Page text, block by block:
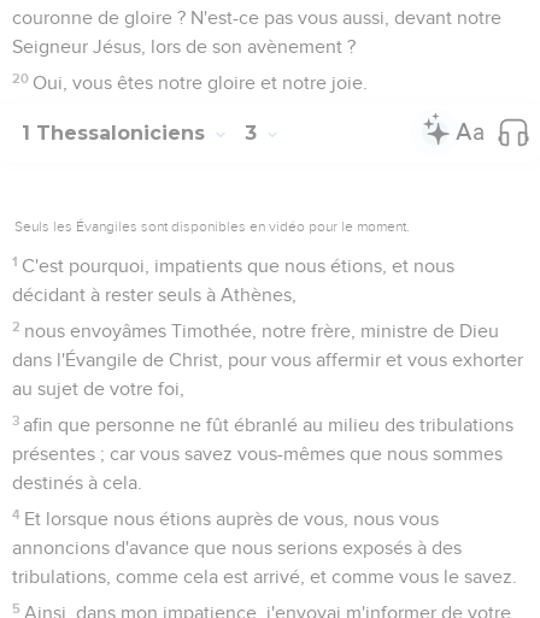
qu'on vous en écrive ; car vous avez vous-mêmes appris de
Dieu à vous aimer les uns les autres,
10 et c'est aussi ce que vous faites envers tous les frères dans
abonder toujours plus dans cet amour,
comme nous vous l'avons recommandé,
12 en sorte que vous vous conduisiez honnêtement envers
ceux du dehors, et que vous n'ayez besoin de personne.
La venue du Seigneur
13 Nous ne voulons pas, frères, que vous soyez dans
l'ignorance au sujet de ceux qui dorment, afin que vous ne
vous affligiez pas comme les autres qui n'ont point
d'espérance.
14 Car, si nous croyons que Jésus est mort et qu'il est
ressuscité, croyons aussi que Dieu ramènera par Jésus et
avec lui ceux qui sont morts.
15
Voici, en effet, ce que nous vous déclarons d'après la